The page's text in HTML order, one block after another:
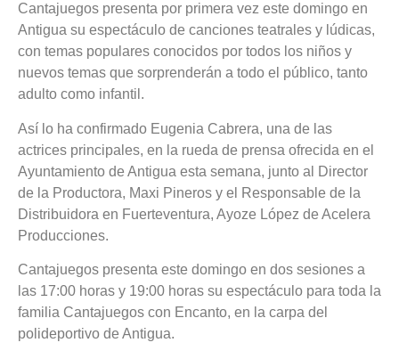
Cantajuegos presenta por primera vez este domingo en
Antigua su espectáculo de canciones teatrales y lúdicas,
con temas populares conocidos por todos los niños y
nuevos temas que sorprenderán a todo el público, tanto
adulto como infantil.
Así lo ha confirmado Eugenia Cabrera, una de las
actrices principales, en la rueda de prensa ofrecida en el
Ayuntamiento de Antigua esta semana, junto al Director
de la Productora, Maxi Pineros y el Responsable de la
Distribuidora en Fuerteventura, Ayoze López de Acelera
Producciones.
Cantajuegos presenta este domingo en dos sesiones a
las 17:00 horas y 19:00 horas su espectáculo para toda la
familia Cantajuegos con Encanto, en la carpa del
polideportivo de Antigua.